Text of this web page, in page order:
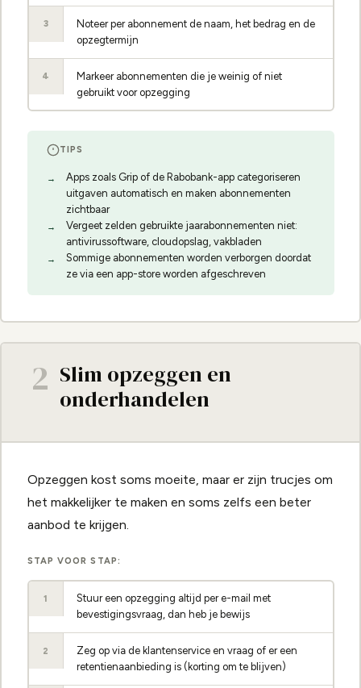
3
Noteer per abonnement de naam, het bedrag en de
opzegtermijn
4
Markeer abonnementen die je weinig of niet
gebruikt voor opzegging
TIPS
Apps zoals Grip of de Rabobank-app categoriseren
uitgaven automatisch en maken abonnementen
zichtbaar
Vergeet zelden gebruikte jaarabonnementen niet:
antivirussoftware, cloudopslag, vakbladen
Sommige abonnementen worden verborgen doordat
ze via een app-store worden afgeschreven
2 Slim opzeggen en
onderhandelen
Opzeggen kost soms moeite, maar er zijn trucjes om
het makkelijker te maken en soms zelfs een beter
aanbod te krijgen.
STAP VOOR STAP:
1
Stuur een opzegging altijd per e-mail met
bevestigingsvraag, dan heb je bewijs
2
Zeg op via de klantenservice en vraag of er een
retentienaanbieding is (korting om te blijven)